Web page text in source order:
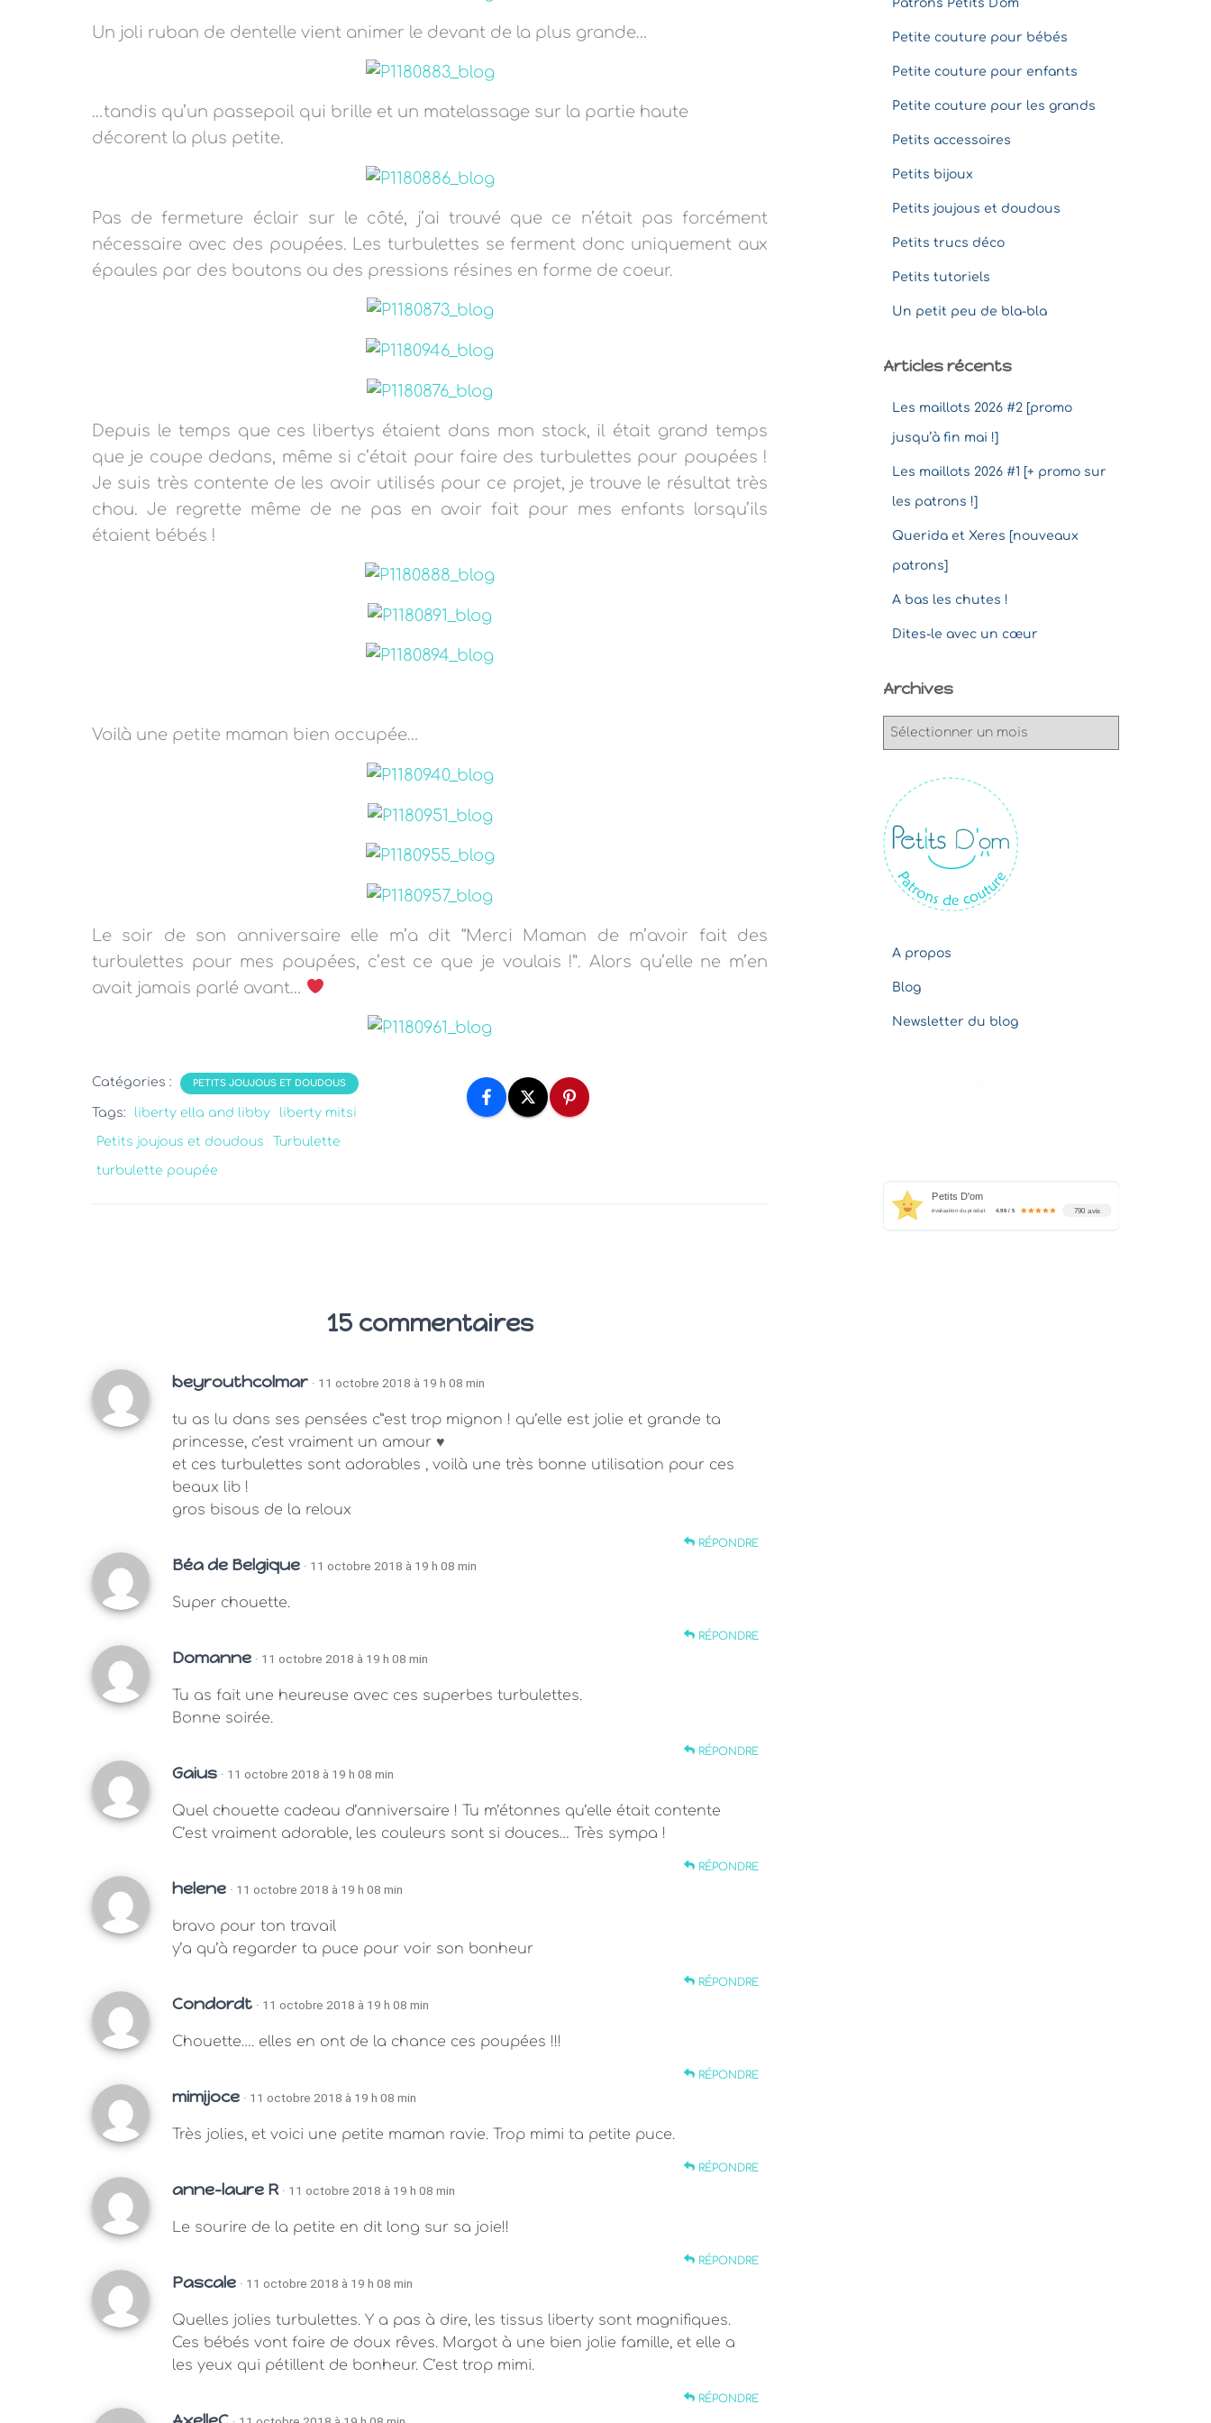
Un joli ruban de dentelle vient animer le devant de la plus grande…
…tandis qu’un passepoil qui brille et un matelassage sur la partie haute
décorent la plus petite.
Pas de fermeture éclair sur le côté, j’ai trouvé que ce n’était pas forcément
nécessaire avec des poupées. Les turbulettes se ferment donc uniquement aux
épaules par des boutons ou des pressions résines en forme de coeur.
Depuis le temps que ces libertys étaient dans mon stock, il était grand temps
que je coupe dedans, même si c’était pour faire des turbulettes pour poupées !
Je suis très contente de les avoir utilisés pour ce projet, je trouve le résultat très
chou. Je regrette même de ne pas en avoir fait pour mes enfants lorsqu’ils
étaient bébés !
Voilà une petite maman bien occupée…
Le soir de son anniversaire elle m’a dit “Merci Maman de m’avoir fait des
turbulettes pour mes poupées, c’est ce que je voulais !”. Alors qu’elle ne m’en
avait jamais parlé avant…
Catégories : PETITS JOUJOUS ET DOUDOUS
Tags: liberty ella and libby liberty mitsi
Petits joujous et doudous Turbulette
turbulette poupée
15 commentaires
beyrouthcolmar · 11 octobre 2018 à 19 h 08 min
tu as lu dans ses pensées c”est trop mignon ! qu’elle est jolie et grande ta
princesse, c’est vraiment un amour ♥
et ces turbulettes sont adorables , voilà une très bonne utilisation pour ces
beaux lib !
gros bisous de la reloux
RÉPONDRE
Béa de Belgique · 11 octobre 2018 à 19 h 08 min
Super chouette.
RÉPONDRE
Domanne · 11 octobre 2018 à 19 h 08 min
Tu as fait une heureuse avec ces superbes turbulettes.
Bonne soirée.
RÉPONDRE
Gaius · 11 octobre 2018 à 19 h 08 min
Quel chouette cadeau d’anniversaire ! Tu m’étonnes qu’elle était contente
C’est vraiment adorable, les couleurs sont si douces… Très sympa !
RÉPONDRE
helene · 11 octobre 2018 à 19 h 08 min
bravo pour ton travail
y’a qu’à regarder ta puce pour voir son bonheur
RÉPONDRE
Condordt · 11 octobre 2018 à 19 h 08 min
Chouette…. elles en ont de la chance ces poupées !!!
RÉPONDRE
mimijoce · 11 octobre 2018 à 19 h 08 min
Très jolies, et voici une petite maman ravie. Trop mimi ta petite puce.
RÉPONDRE
anne-laure R · 11 octobre 2018 à 19 h 08 min
Le sourire de la petite en dit long sur sa joie!!
RÉPONDRE
Pascale · 11 octobre 2018 à 19 h 08 min
Quelles jolies turbulettes. Y a pas à dire, les tissus liberty sont magnifiques.
Ces bébés vont faire de doux rêves. Margot à une bien jolie famille, et elle a
les yeux qui pétillent de bonheur. C’est trop mimi.
RÉPONDRE
Patrons Petits D'om
Petite couture pour bébés
Petite couture pour enfants
Petite couture pour les grands
Petits accessoires
Petits bijoux
Petits joujous et doudous
Petits trucs déco
Petits tutoriels
Un petit peu de bla-bla
Articles récents
Les maillots 2026 #2 [promo
jusqu’à fin mai !]
Les maillots 2026 #1 [+ promo sur
les patrons !]
Querida et Xeres [nouveaux
patrons]
A bas les chutes !
Dites-le avec un cœur
Archives
v
e
s
A propos
Blog
Newsletter du blog
Petits D'om
évaluation du produit 4.96 / 5 790 avis